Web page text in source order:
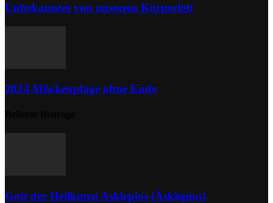
Unbekanntes von unserem Körperfett
2024 Mückenplage ohne Ende
Gott der Heilkunst Asklepios (Äsklepios)